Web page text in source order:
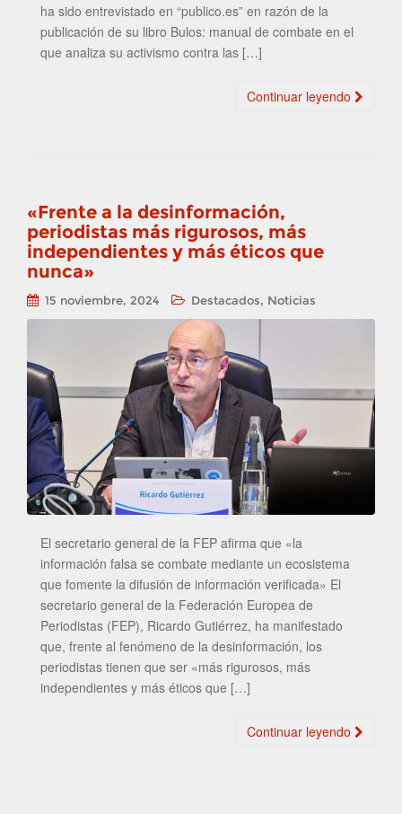
ha sido entrevistado en “publico.es” en razón de la
publicación de su libro Bulos: manual de combate en el
que analiza su activismo contra las […]
Continuar leyendo
«Frente a la desinformación,
periodistas más rigurosos, más
independientes y más éticos que
nunca»
15 noviembre, 2024 Destacados, Noticias
El secretario general de la FEP afirma que «la
información falsa se combate mediante un ecosistema
que fomente la difusión de información verificada» El
secretario general de la Federación Europea de
Periodistas (FEP), Ricardo Gutiérrez, ha manifestado
que, frente al fenómeno de la desinformación, los
periodistas tienen que ser «más rigurosos, más
independientes y más éticos que […]
Continuar leyendo